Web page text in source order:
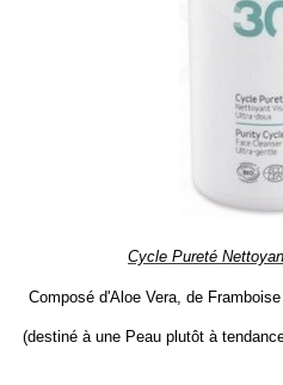
Cycle Pureté
Composé d'Aloe Vera, de
(destiné à une Peau plutôt à